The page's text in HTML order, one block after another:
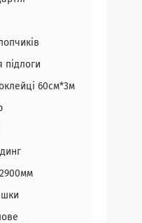
підлоги
60см*3м